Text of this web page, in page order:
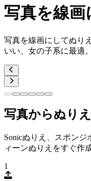
写真を線画
写真を線画にしてぬり
いい、女の子系に最適。
写真からぬり
Sonicぬりえ、スポン
ィーンぬりえをすぐ作成
1